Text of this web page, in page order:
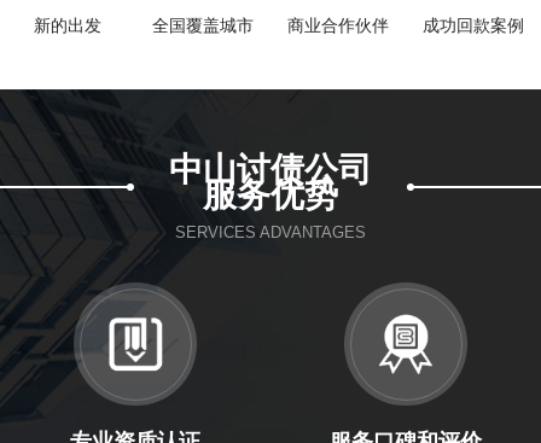
新的出发 全国覆盖城市 商业合作伙伴 成功回款案例
中山讨债公司
服务优势
SERVICES ADVANTAGES